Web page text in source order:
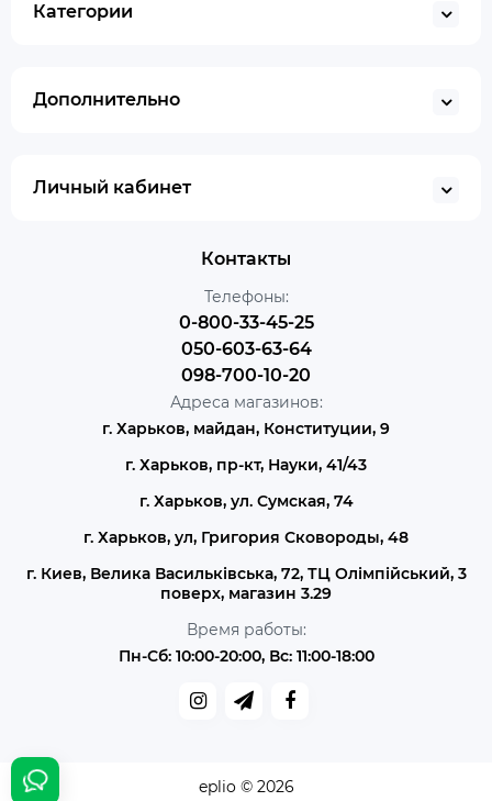
Категории
Дополнительно
Личный кабинет
Контакты
Телефоны:
0-800-33-45-25
050-603-63-64
098-700-10-20
Адреса магазинов:
г. Харьков, майдан, Конституции, 9
г. Харьков, пр-кт, Науки, 41/43
г. Харьков, ул. Сумская, 74
г. Харьков, ул, Григория Сковороды, 48
г. Киев, Велика Васильківська, 72, ТЦ Олімпійський, 3
поверх, магазин 3.29
Время работы:
Пн-Сб: 10:00-20:00, Вс: 11:00-18:00
eplio © 2026